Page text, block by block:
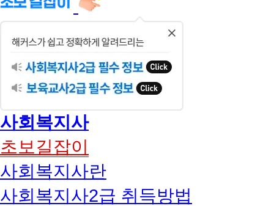
사회복지사
초보길잡이
사회복지사란
사회복지사2급 취득방법